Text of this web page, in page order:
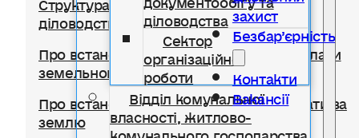
діловодства
Сектор
організаційної
роботи
Відділ комунальної
власності, житлово-
комунального господарства
захист
Безбар’єрність
Контакти
Вакансії
діловодства та організаційної роботи
Про встановлення ставок та пільг із сплати
земельного податку
Про встановлення ставок орендної плати за
землю